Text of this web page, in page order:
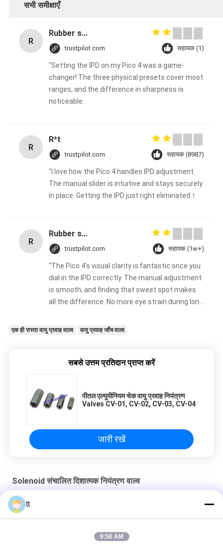
सभी समीक्षाएँ
R
Rubber solid forklift tires For material handling forklift
trustpilot.com सहायक (1)
"Setting the IPD on my Pico 4 was a game-
changer! The three physical presets cover most
ranges, and the difference in sharpness is
noticeable.
R
R*t
trustpilot.com सहायक (8987)
"I love how the Pico 4 handles IPD adjustment.
The manual slider is intuitive and stays securely
in place. Getting the IPD just right eliminated！
R
Rubber solid forklift tires For material handling forklift
trustpilot.com सहायक (1w+)
"The Pico 4's visual clarity is fantastic once you
dial in the IPD correctly. The manual adjustment
is smooth, and finding that sweet spot makes
all the difference. No more eye strain during long
set it up properly!""The Pico 4's visual clarity is
sweet spot makes all the difference. No more
properly!""The Pico 4's visual clarity is fantastic
once you dial in the IPD correctly. The manual
spot makes all the difference. No more eye
strain during long sessions. Highly recommend
IPD correctly. The manual adjustment is
sessions. Highly r
एक ही रास्ता वायु प्रवाह वाल्व वायु प्रवाह जाँच वाल्व
सबसे उत्तम प्रतिदान प्राप्त करें
पीतल एल्यूमीनियम चेक वायु प्रवाह नियंत्रण
Valves CV-01, CV-02, CV-03, CV-04
जारी रखें
Solenoid संचालित दिशात्मक नियंत्रण वाल्व
पीएसवी हाइड्रोलिक लोड संवेदनशील बहु दिशात्मक नियंत्रण वाल्व पीएसवी
tt
9:56 AM